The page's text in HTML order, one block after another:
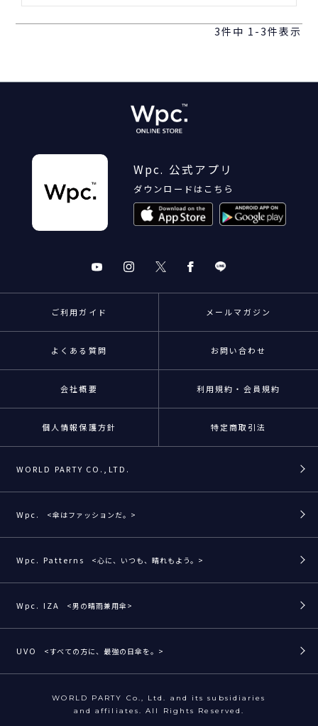
3件中 1 -3件表示
Wpc. 公式アプリ
ダウンロードはこちら
ご利用ガイド メールマガジン
よくある質問 お問い合わせ
会社概要 利用規約・会員規約
個人情報保護方針 特定商取引法
WORLD PARTY CO.,LTD.
Wpc. <傘はファッションだ。>
Wpc. Patterns <心に、いつも、晴れもよう。>
Wpc. IZA <男の晴雨兼用傘>
UVO <すべての方に、最強の日傘を。>
WORLD PARTY Co., Ltd. and its subsidiaries
and affiliates. All Rights Reserved.